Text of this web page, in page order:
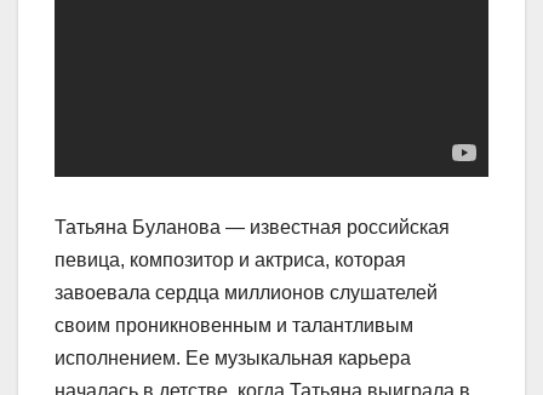
Татьяна Буланова — известная российская
певица, композитор и актриса, которая
завоевала сердца миллионов слушателей
своим проникновенным и талантливым
исполнением. Ее музыкальная карьера